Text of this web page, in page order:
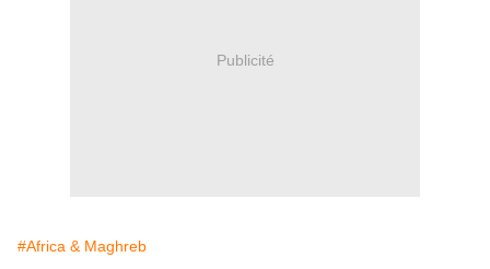
Publicité
#Africa & Maghreb